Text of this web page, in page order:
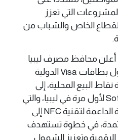
التي تعزز
الخاص والشباب من
محافظ مصرف ليبيا
المركزي إطلاق خدمة قبول بطاقات Visa الدولية
البيع المحلية، إلى
جانب إطلاق تقنية SoftPOS لأول مرة في ليبيا، والتي
تتيح تحويل الهواتف الذكية الداعمة لتقنية NFC إلى
في خطوة تستهدف
وتعزيز الشمول